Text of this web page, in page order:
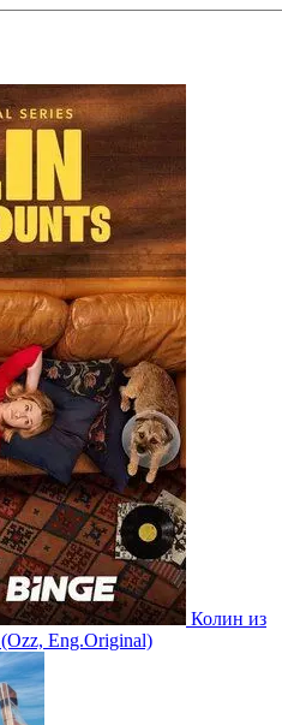
Колин из
(Ozz, Eng.Original)